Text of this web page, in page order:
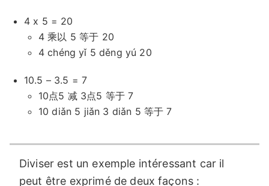
4 x 5 = 20
4 乘以 5 等于 20
4 chéng yǐ 5 děng yú 20
10.5 – 3.5 = 7
10点5 减 3点5 等于 7
10 diǎn 5 jiǎn 3 diǎn 5 等于 7
Diviser est un exemple intéressant car il
peut être exprimé de deux façons :